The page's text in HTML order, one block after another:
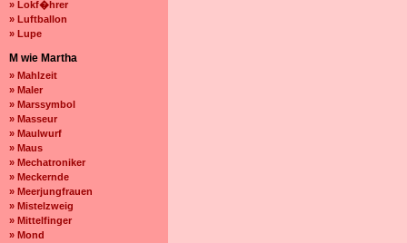
» Lokf�hrer
» Luftballon
» Lupe
M wie Martha
» Mahlzeit
» Maler
» Marssymbol
» Masseur
» Maulwurf
» Maus
» Mechatroniker
» Meckernde
» Meerjungfrauen
» Mistelzweig
» Mittelfinger
» Mond